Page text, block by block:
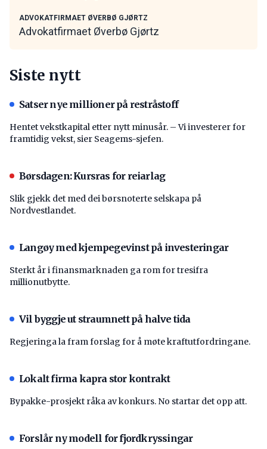
ADVOKATFIRMAET ØVERBØ GJØRTZ
Advokatfirmaet Øverbø Gjørtz
Siste nytt
Satser nye millioner på restråstoff
Hentet vekstkapital etter nytt minusår. – Vi investerer for
framtidig vekst, sier Seagems-sjefen.
Børsdagen: Kursras for reiarlag
Slik gjekk det med dei børsnoterte selskapa på
Nordvestlandet.
Langøy med kjempegevinst på investeringar
Sterkt år i finansmarknaden ga rom for tresifra
millionutbytte.
Vil byggje ut straumnett på halve tida
Regjeringa la fram forslag for å møte kraftutfordringane.
Lokalt firma kapra stor kontrakt
Bypakke-prosjekt råka av konkurs. No startar det opp att.
Forslår ny modell for fjordkryssingar